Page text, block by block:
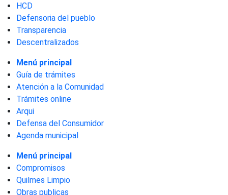
HCD
Defensoria del pueblo
Transparencia
Descentralizados
Menú principal
Guía de trámites
Atención a la Comunidad
Trámites online
Arqui
Defensa del Consumidor
Agenda municipal
Menú principal
Compromisos
Quilmes Limpio
Obras publicas